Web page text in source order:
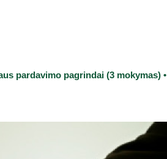
pardavimo pagrindai (3 mokymas) •